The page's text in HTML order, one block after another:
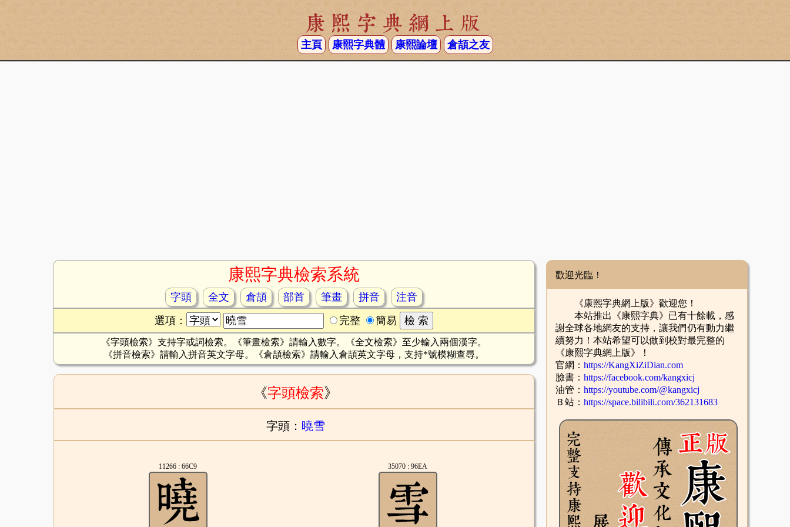
康熙字典網上版
主頁 康熙字典體 康熙論壇 倉頡之友
康熙字典檢索系統
字頭 全文 倉頡 部首 筆畫 拼音
注音
選項：
完整 簡易
《字頭檢索》支持字或詞檢索。《筆畫檢索》請輸入數字。《全文檢索》至少輸入兩個漢字。
《拼音檢索》請輸入拼音英文字母。《倉頡檢索》請輸入倉頡英文字母，支持*號模糊查尋。
《字頭檢索》
字頭： 曉雪
11266 : 66C9 35070 : 96EA
歡迎光臨！
《康熙字典網上版》歡迎您！
本站推出《康熙字典》已有十餘載，感
謝全球各地網友的支持，讓我們仍有動力繼
續努力！本站希望可以做到校對最完整的
《康熙字典網上版》！
官網： https://KangXiZiDian.com
臉書： https://facebook.com/kangxicj
油管： https://youtube.com/@kangxicj
Ｂ站： https://space.bilibili.com/362131683